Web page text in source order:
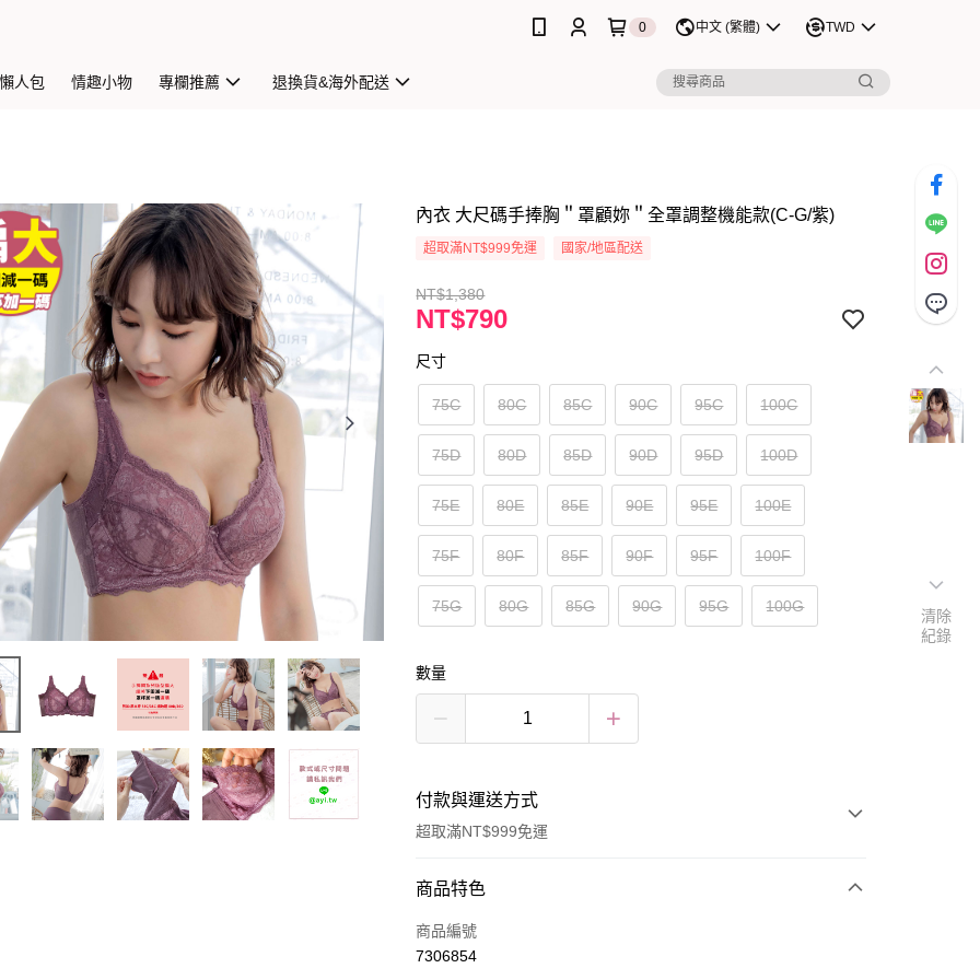
0 中文 (繁體) TWD
人包 情趣小物 專欄推薦 退換貨&海外配送
內衣 大尺碼手捧胸＂罩顧妳＂全罩調整機能款(C-G/紫)
超取滿NT$999免運 國家/地區配送
NT$1,380
NT$790
尺寸
75C 80C 85C 90C 95C 100C
75D 80D 85D 90D 95D 100D
75E 80E 85E 90E 95E 100E
75F 80F 85F 90F 95F 100F
75G 80G 85G 90G 95G 100G
數量
付款與運送方式
超取滿NT$999免運
付款方式
信用卡一次付款
商品特色
商品編號
7306854
清除
紀錄